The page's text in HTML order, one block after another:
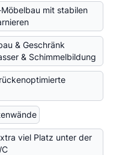
mit stabilen
& Geschränk
& Schimmelbildung
viel Platz unter der